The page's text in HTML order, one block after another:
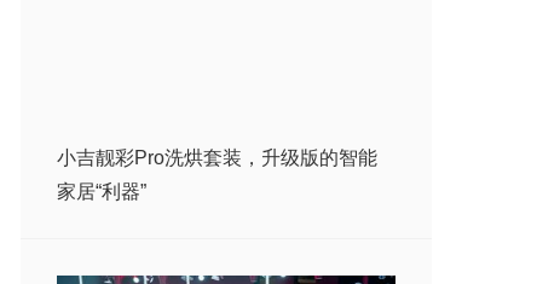
小吉靓彩Pro洗烘套装，升级版的智能
家居“利器”